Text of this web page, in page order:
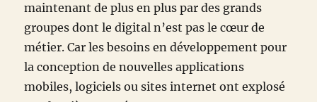
maintenant de plus en plus par des grands
groupes dont le digital n’est pas le cœur de
métier. Car les besoins en développement pour
la conception de nouvelles applications
mobiles, logiciels ou sites internet ont explosé